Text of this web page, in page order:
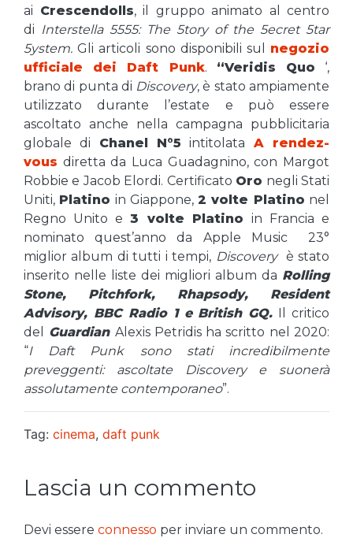
ai Crescendolls, il gruppo animato al centro
di Interstella 5555: The 5tory of the 5ecret 5tar
5ystem. Gli articoli sono disponibili sul negozio
ufficiale dei Daft Punk. “Veridis Quo ‘,
brano di punta di Discovery, è stato ampiamente
utilizzato durante l’estate e può essere
ascoltato anche nella campagna pubblicitaria
globale di Chanel N°5 intitolata A rendez-
vous diretta da Luca Guadagnino, con Margot
Robbie e Jacob Elordi. Certificato Oro negli Stati
Uniti, Platino in Giappone,2 volte Platino nel
Regno Unito e3 volte Platino in Francia e
nominato quest’anno da Apple Music 23°
miglior album di tutti i tempi, Discovery è stato
inserito nelle liste dei migliori album da Rolling
Stone, Pitchfork, Rhapsody, Resident
Advisory, BBC Radio 1 e British GQ. Il critico
del
Guardian Alexis Petridis ha scritto nel 2020:
“I Daft Punk sono stati incredibilmente
preveggenti: ascoltate Discovery e suonerà
assolutamente contemporaneo”.
Tag: cinema, daft punk
Lascia un commento
Devi essere connesso per inviare un commento.